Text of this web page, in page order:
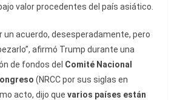
valor procedentes del país asiático.
un acuerdo, desesperadamente, pero
afirmó Trump durante una
de fondos del Comité Nacional
(NRCC por sus siglas en
acto, dijo que varios países están